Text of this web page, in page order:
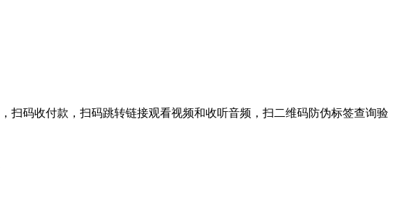
扫码收付款，扫码跳转链接观看视频和收听音频，扫二维码防伪标签查询验